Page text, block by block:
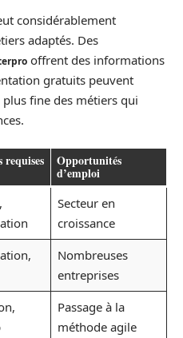
considérablement
adaptés. Des
offrent des informations
gratuits peuvent
fine des métiers qui
requises Opportunités
d’emploi
Secteur en
croissance
Nombreuses
entreprises
Passage à la
méthode agile